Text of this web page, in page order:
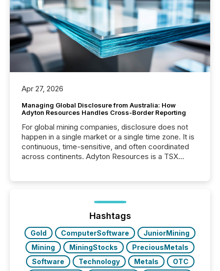
Apr 27, 2026
Managing Global Disclosure from Australia: How
Adyton Resources Handles Cross-Border Reporting
For global mining companies, disclosure does not
happen in a single market or a single time zone. It is
continuous, time-sensitive, and often coordinated
across continents. Adyton Resources is a TSX
precise timing and coordination across time zones.
“The ability to file 24/7 with immediate...
Hashtags
Gold ComputerSoftware
JuniorMining
Mining
MiningStocks
PreciousMetals
Software
Technology Metals
OTC